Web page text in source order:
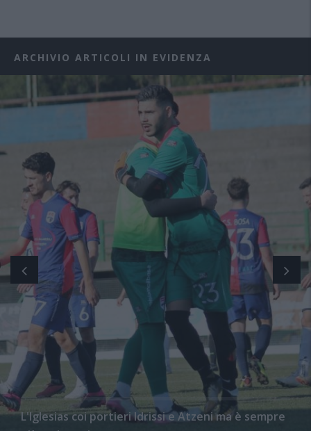
ARCHIVIO ARTICOLI IN EVIDENZA
L'Iglesias coi portieri Idrissi e Atzeni ma è sempre